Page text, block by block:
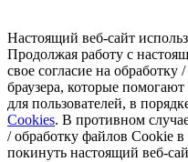
Настоящий веб-сайт
Продолжая работу с
свое согласие на
браузера, которые помогают
для пользователей, в
Cookies. В противном
/ обработку файлов Cookie в
покинуть настоящий веб-